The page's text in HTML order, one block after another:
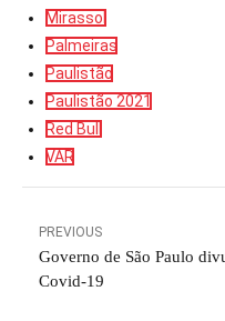
Mirassol
Palmeiras
Paulistão
Paulistão 2021
Red Bull
VAR
PREVIOUS
Governo de São Paulo
Covid-19